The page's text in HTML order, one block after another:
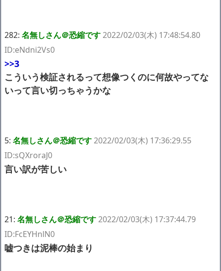
282: 名無しさん＠恐縮です2022/02/03(木) 17:48:54.80
ID:eNdni2Vs0
>>3
こういう検証されるって想像つくのに何故やってな
いって言い切っちゃうかな
5: 名無しさん＠恐縮です2022/02/03(木) 17:36:29.55
ID:sQXroraJ0
言い訳が苦しい
21: 名無しさん＠恐縮です2022/02/03(木) 17:37:44.79
ID:FcEYHnlN0
嘘つきは泥棒の始まり